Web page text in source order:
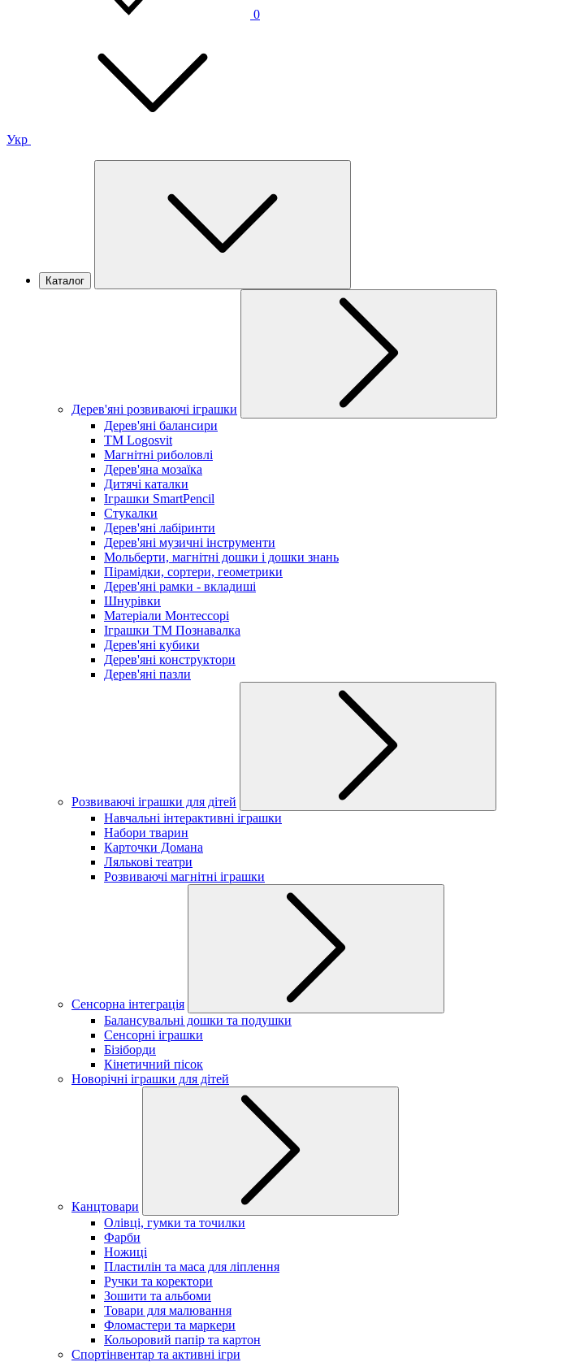
0
Укр
Каталог
Дерев'яні розвиваючі іграшки
Дерев'яні балансири
TM Logosvit
Магнітні риболовлі
Дерев'яна мозаїка
Дитячі каталки
Іграшки SmartPencil
Стукалки
Дерев'яні лабіринти
Дерев'яні музичні інструменти
Мольберти, магнітні дошки і дошки знань
Пірамідки, сортери, геометрики
Дерев'яні рамки - вкладиші
Шнурівки
Матеріали Монтессорі
Іграшки ТМ Познавалка
Дерев'яні кубики
Дерев'яні конструктори
Дерев'яні пазли
Розвиваючі іграшки для дітей
Навчальні інтерактивні іграшки
Набори тварин
Карточки Домана
Лялькові театри
Розвиваючі магнітні іграшки
Сенсорна інтеграція
Балансувальні дошки та подушки
Сенсорні іграшки
Бізіборди
Кінетичний пісок
Новорічні іграшки для дітей
Канцтовари
Олівці, гумки та точилки
Фарби
Ножиці
Пластилін та маса для ліплення
Ручки та коректори
Зошити та альбоми
Товари для малювання
Фломастери та маркери
Кольоровий папір та картон
Спортінвентар та активні ігри